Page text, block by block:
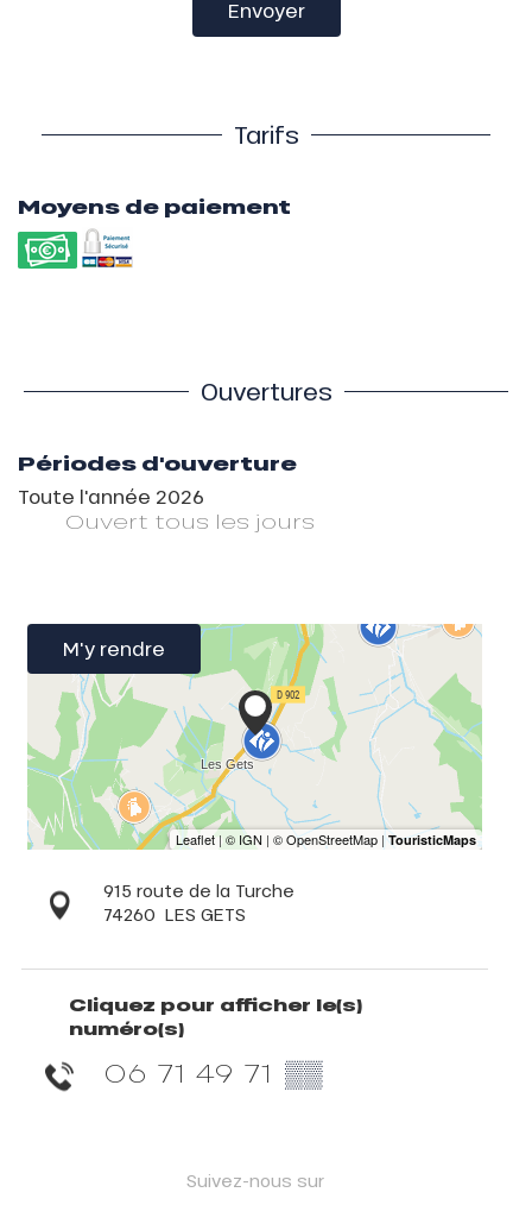
Envoyer
Tarifs
Moyens de paiement
Ouvertures
Périodes d'ouverture
Toute l'année 2026
Ouvert tous les jours
M'y rendre
915 route de la Turche
74260 LES GETS
Cliquez pour afficher le(s)
numéro(s)
06 71 49 71 ▒▒
Suivez-nous sur